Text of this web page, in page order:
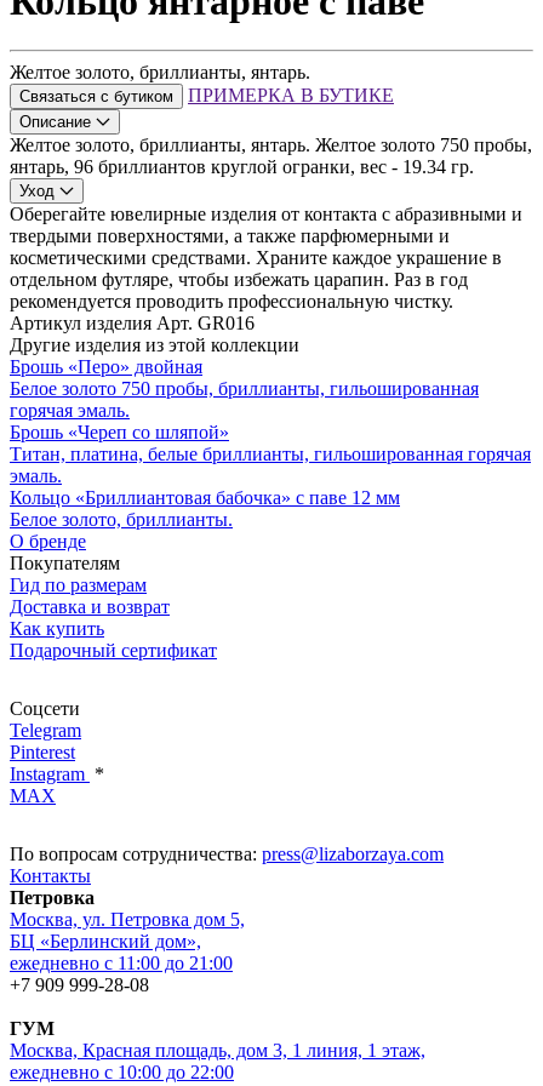
Желтое золото, бриллианты, янтарь.
Связаться с бутиком ПРИМЕРКА В БУТИКЕ
Описание
Желтое золото, бриллианты, янтарь. Желтое золото 750 пробы,
янтарь, 96 бриллиантов круглой огранки, вес - 19.34 гр.
Уход
Оберегайте ювелирные изделия от контакта с абразивными и
твердыми поверхностями, а также парфюмерными и
косметическими средствами. Храните каждое украшение в
отдельном футляре, чтобы избежать царапин. Раз в год
рекомендуется проводить профессиональную чистку.
Артикул изделия Арт. GR016
Другие изделия из этой коллекции
Брошь «Перо» двойная
Белое золото 750 пробы, бриллианты, гильошированная
горячая эмаль.
Брошь «Череп со шляпой»
Титан, платина, белые бриллианты, гильошированная горячая
эмаль.
Кольцо «Бриллиантовая бабочка» с паве 12 мм
Белое золото, бриллианты.
О бренде
Покупателям
Гид по размерам
Доставка и возврат
Как купить
Подарочный сертификат
Соцсети
Telegram
Pinterest
Instagram *
MAX
По вопросам сотрудничества: press@lizaborzaya.com
Контакты
Петровка
Москва, ул. Петровка дом 5,
БЦ «Берлинский дом»,
ежедневно с 11:00 до 21:00
+7 909 999-28-08
ГУМ
Москва, Красная площадь, дом 3, 1 линия, 1 этаж,
ежедневно с 10:00 до 22:00